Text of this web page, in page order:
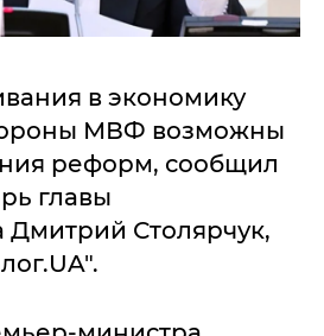
в экономику
МВФ возможны
реформ, сообщил
главы
Дмитрий Столярчук,